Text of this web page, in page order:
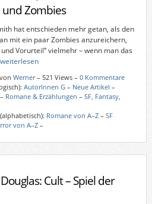
Zombies
hat entschieden mehr getan, als den
mit ein paar Zombies anzureichern,
Vorurteil“ vielmehr – wenn man das
von Werner– 521 Views – 0 Kommentare
AutorInnen G– Neue Artikel –
– Romane & Erzählungen – SF, Fantasy,
Romane von A–Z– SF
von A–Z–
Cult – Spiel der